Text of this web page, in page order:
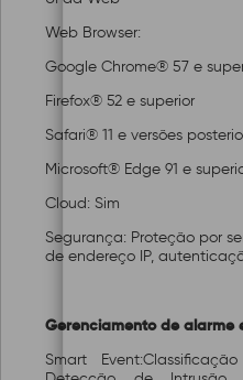
Web Browser:
Google Chrome® 57 e
Firefox® 52 e superior
Safari® 11 e versões
Microsoft® Edge 91 e
Cloud: Sim
Segurança: Proteção por
de endereço IP,
Gerenciamento de alarme
Smart